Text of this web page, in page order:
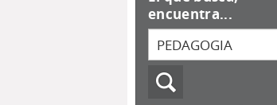
encuentra...